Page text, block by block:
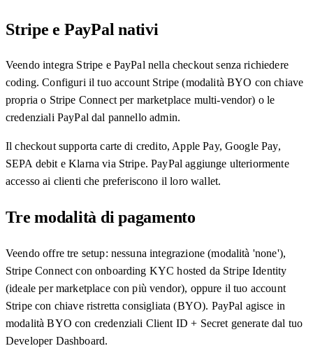
Stripe e PayPal nativi
Veendo integra Stripe e PayPal nella checkout senza richiedere
coding. Configuri il tuo account Stripe (modalità BYO con chiave
propria o Stripe Connect per marketplace multi-vendor) o le
credenziali PayPal dal pannello admin.
Il checkout supporta carte di credito, Apple Pay, Google Pay,
SEPA debit e Klarna via Stripe. PayPal aggiunge ulteriormente
accesso ai clienti che preferiscono il loro wallet.
Tre modalità di pagamento
Veendo offre tre setup: nessuna integrazione (modalità 'none'),
Stripe Connect con onboarding KYC hosted da Stripe Identity
(ideale per marketplace con più vendor), oppure il tuo account
Stripe con chiave ristretta consigliata (BYO). PayPal agisce in
modalità BYO con credenziali Client ID + Secret generate dal tuo
Developer Dashboard.